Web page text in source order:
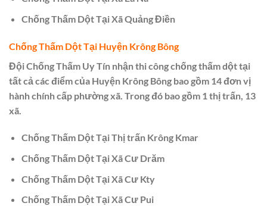
Chống Thấm Dột Tại Xã Quảng Điền
Chống Thấm Dột Tại Huyện Krông Bông
Đội Chống Thấm Uy Tín nhận thi công chống thấm dột tại
tất cả các điểm của Huyện Krông Bông bao gồm 14 đơn vị
hành chính cấp phường xã. Trong đó bao gồm 1 thị trấn, 13
xã.
Chống Thấm Dột Tại Thị trấn Krông Kmar
Chống Thấm Dột Tại Xã Cư Drăm
Chống Thấm Dột Tại Xã Cư Kty
Chống Thấm Dột Tại Xã Cư Pui